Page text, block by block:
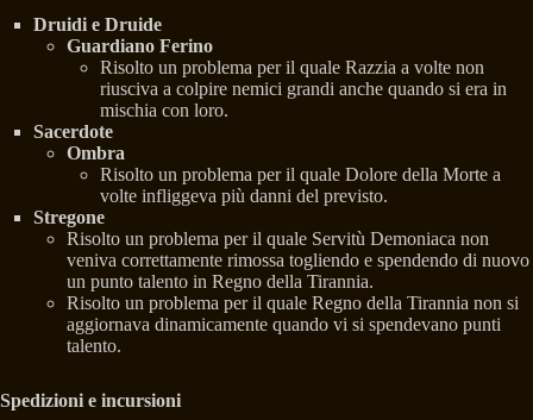
Druidi e Druide
Guardiano Ferino
Risolto un problema per il quale Razzia a volte non
riusciva a colpire nemici grandi anche quando si era in
mischia con loro.
Sacerdote
Ombra
Risolto un problema per il quale Dolore della Morte a
volte infliggeva più danni del previsto.
Stregone
Risolto un problema per il quale Servitù Demoniaca non
veniva correttamente rimossa togliendo e spendendo di nuovo
un punto talento in Regno della Tirannia.
Risolto un problema per il quale Regno della Tirannia non si
aggiornava dinamicamente quando vi si spendevano punti
talento.
Spedizioni e incursioni